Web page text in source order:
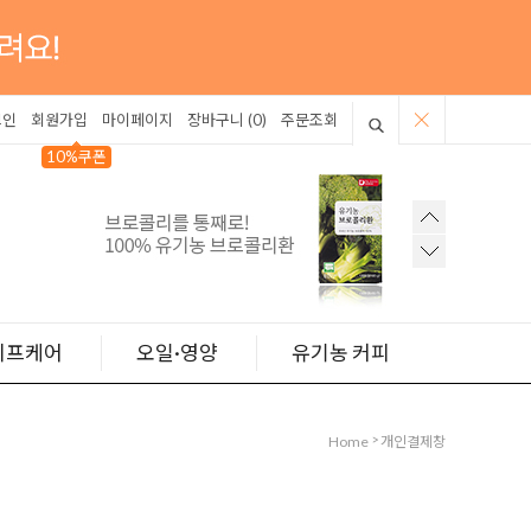
회원가입
10%쿠폰
마이페이지 장바구니 (0) 주문조회
프케어 오일·영양 유기농 커피
Home >개인결제창